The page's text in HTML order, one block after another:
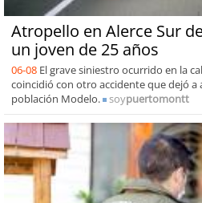
Atropello en Alerce Sur
un joven de 25 años
06-08 El grave siniestro ocurrido en la
coincidió con otro accidente que dejó
población Modelo.
soypuertomontt